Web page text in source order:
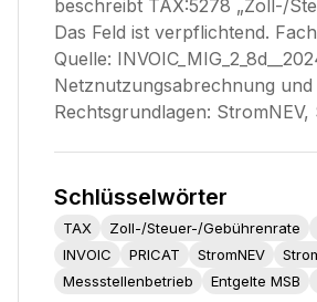
beschreibt TAX:5278 „Zoll-/
Das Feld ist verpflichtend.
Quelle:
Netznutzungsabrechnung
Rechtsgrundlagen:
Schlüsselwörter
TAX Zoll-/Steuer-/Gebührenrate
INVOIC
PRICAT StromNEV
Messstellenbetrieb
Entgelte MSB